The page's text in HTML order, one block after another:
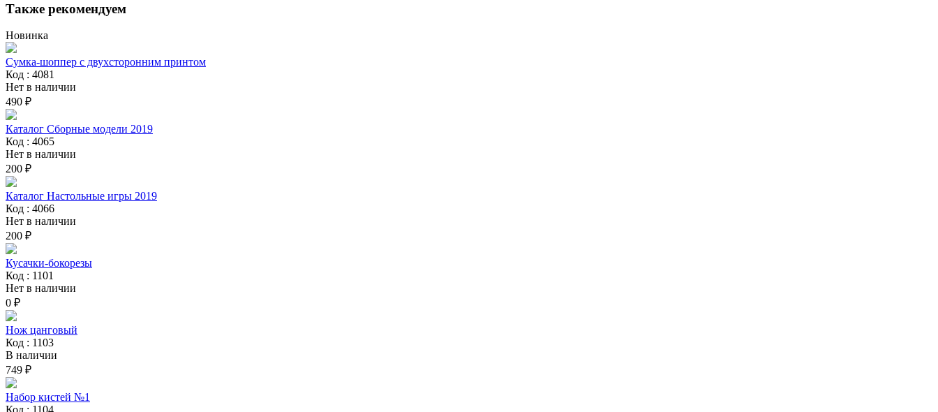
Также рекомендуем
Новинка
Сумка-шоппер с двухсторонним принтом
Код : 4081
Нет в наличии
490 ₽
Каталог Сборные модели 2019
Код : 4065
Нет в наличии
200 ₽
Каталог Настольные игры 2019
Код : 4066
Нет в наличии
200 ₽
Кусачки-бокорезы
Код : 1101
Нет в наличии
0 ₽
Нож цанговый
Код : 1103
В наличии
749 ₽
Набор кистей №1